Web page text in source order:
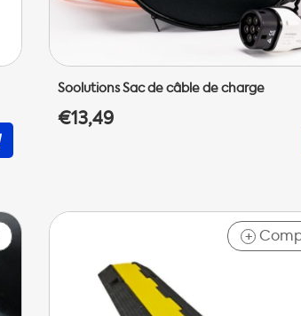
Soolutions Sac de câble de charge
€13,49
+